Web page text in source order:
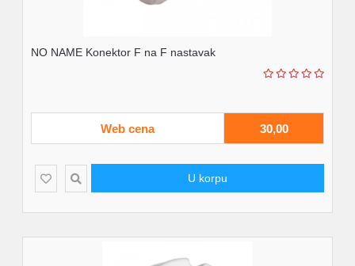
NO NAME Konektor F na F nastavak
Web cena 30,00
U korpu